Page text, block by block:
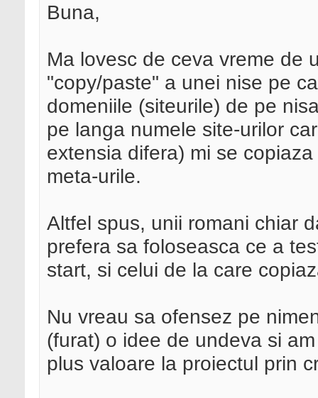
Buna,
Ma lovesc de ceva vreme de
"copy/paste" a unei nise pe
domeniile (siteurile) de pe
pe langa numele site-urilor
extensia difera) mi se
meta-urile.
Altfel spus, unii romani chiar
prefera sa foloseasca ce a
start, si celui de la care
Nu vreau sa ofensez pe
(furat) o idee de undeva si
plus valoare la proiectul prin